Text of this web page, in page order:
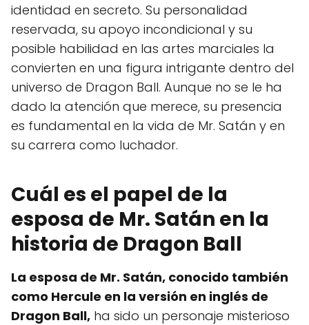
identidad en secreto. Su personalidad
reservada, su apoyo incondicional y su
posible habilidad en las artes marciales la
convierten en una figura intrigante dentro del
universo de Dragon Ball. Aunque no se le ha
dado la atención que merece, su presencia
es fundamental en la vida de Mr. Satán y en
su carrera como luchador.
Cuál es el papel de la
esposa de Mr. Satán en la
historia de Dragon Ball
La esposa de Mr. Satán, conocido también
como Hercule en la versión en inglés de
Dragon Ball, ha sido un personaje misterioso